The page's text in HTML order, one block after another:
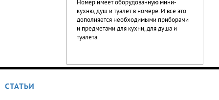
Номер имеет оборудованную мини-
кухню, душ и туалет в номере. И всё это
дополняется необходимыми приборами
и предметами для кухни, для душа и
туалета.
СТАТЬИ